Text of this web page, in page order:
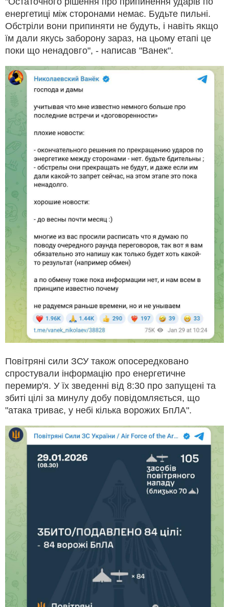
енергетиці між сторонами немає. Будьте пильні.
Обстріли вони припиняти не будуть, і навіть якщо
їм дали якусь заборону зараз, на цьому етапі це
поки що ненадовго", - написав "Ванек".
Повітряні сили ЗСУ також опосередковано
спростували інформацію про енергетичне
перемир'я. У їх зведенні від 8:30 про запущені та
збиті цілі за минулу добу повідомляється, що
"атака триває, у небі кілька ворожих БпЛА".